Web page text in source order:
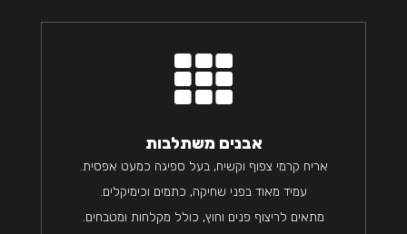

אבנים משתלבות
אריח קרמי צפוף וקשיח, בעל ספיגה כמעט אפסית.
עמיד מאוד בפני שחיקה, כתמים וכימיקלים.
מתאים לריצוף פנים וחוץ, כולל מקלחות ומטבחים.